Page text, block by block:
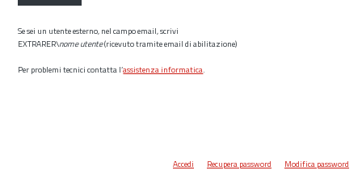
Se sei un utente esterno, nel campo email, scrivi
EXTRARER\nome utente(ricevuto tramite email di abilitazione)
Per problemi tecnici contatta l’assistenza informatica.
Accedi Recupera password Modifica password